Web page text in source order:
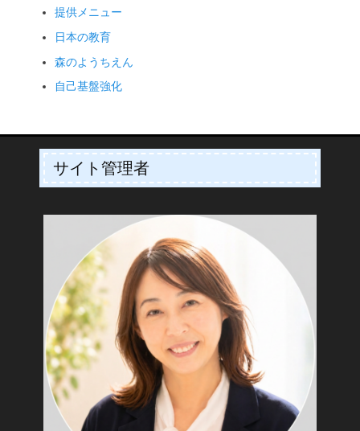
提供メニュー
日本の教育
森のようちえん
自己基盤強化
サイト管理者